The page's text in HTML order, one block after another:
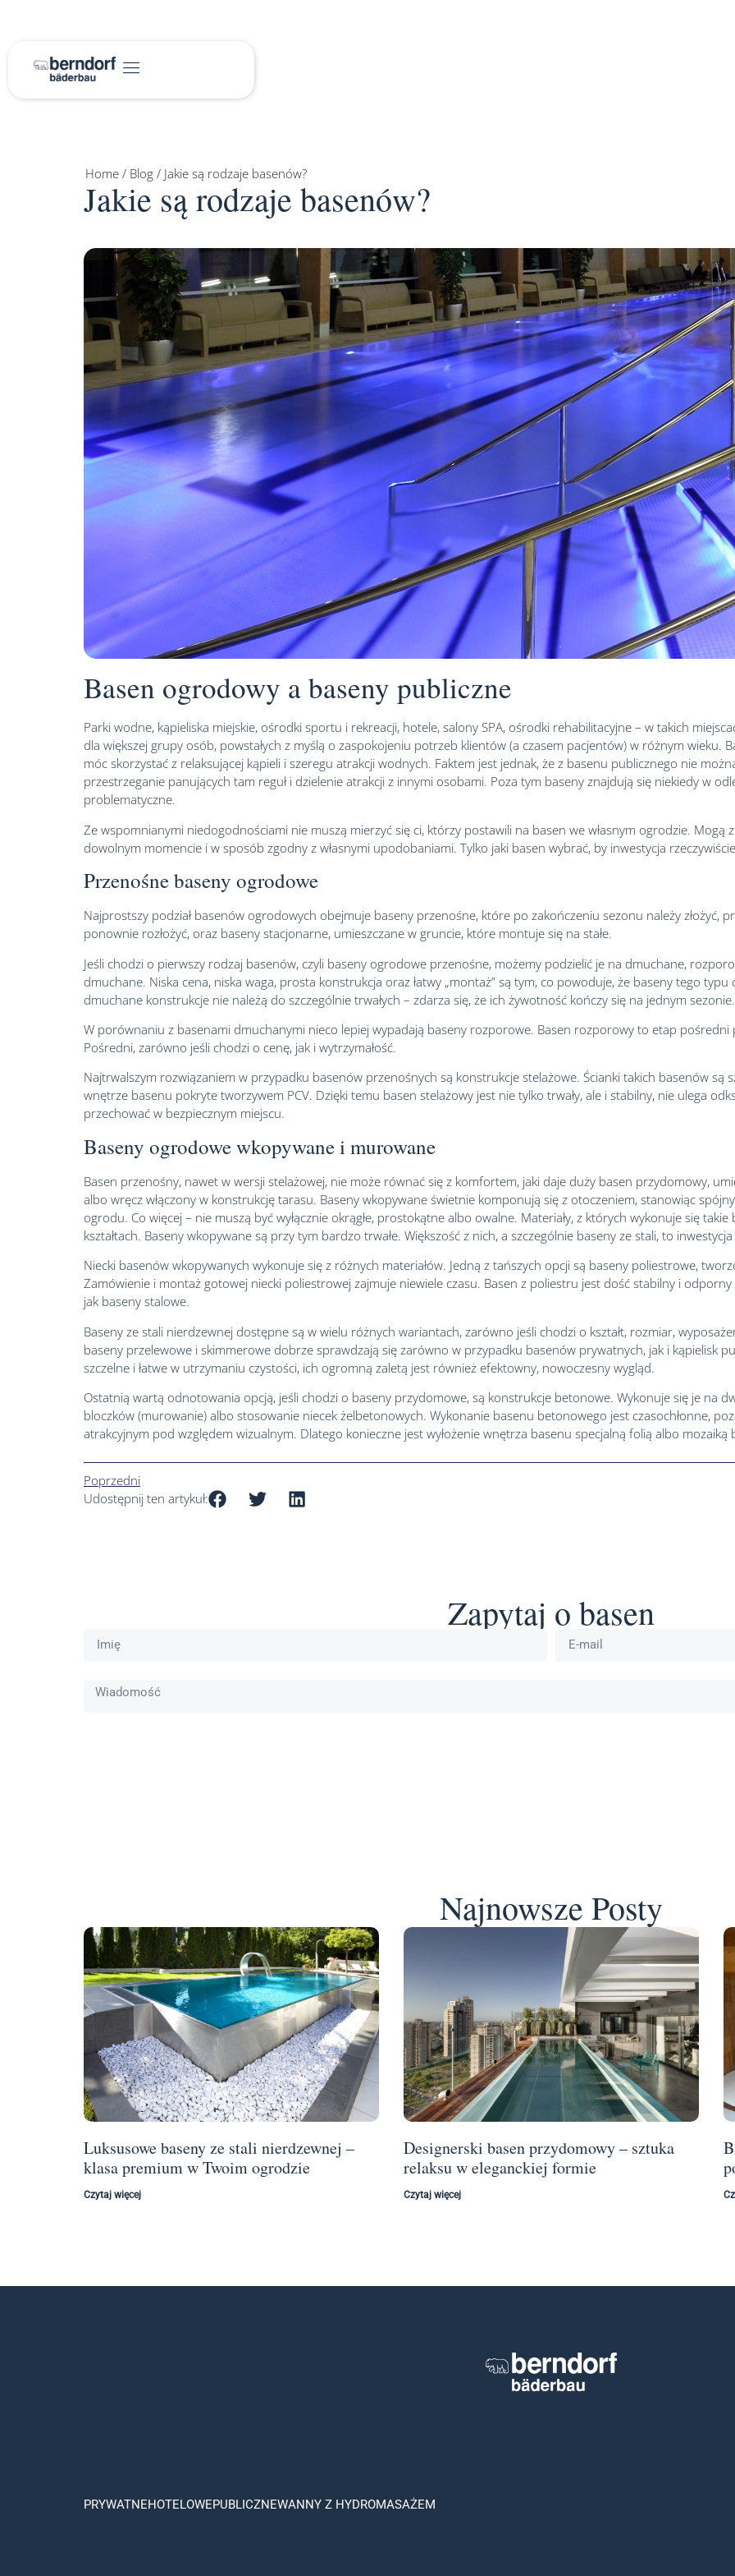
Home / Blog / Jakie są rodzaje basenów?
Jakie są rodzaje basenów?
Basen ogrodowy a baseny publiczne
Parki wodne, kąpieliska miejskie, ośrodki sportu i rekreacji, hotele, salony SPA, ośrodki rehabilitacyjne – w takich
dla większej grupy osób, powstałych z myślą o zaspokojeniu potrzeb klientów (a czasem pacjentów) w różnym wieku.
móc skorzystać z relaksującej kąpieli i szeregu atrakcji wodnych. Faktem jest jednak, że z basenu publicznego nie
przestrzeganie panujących tam reguł i dzielenie atrakcji z innymi osobami. Poza tym baseny znajdują się niekiedy w
problematyczne.
Ze wspomnianymi niedogodnościami nie muszą mierzyć się ci, którzy postawili na basen we własnym ogrodzie. Mogą
dowolnym momencie i w sposób zgodny z własnymi upodobaniami. Tylko jaki basen wybrać, by inwestycja rzeczywiście
Przenośne baseny ogrodowe
Najprostszy podział basenów ogrodowych obejmuje baseny przenośne, które po zakończeniu sezonu należy złożyć,
ponownie rozłożyć, oraz baseny stacjonarne, umieszczane w gruncie, które montuje się na stałe.
Jeśli chodzi o pierwszy rodzaj basenów, czyli baseny ogrodowe przenośne, możemy podzielić je na dmuchane,
dmuchane. Niska cena, niska waga, prosta konstrukcja oraz łatwy „montaż” są tym, co powoduje, że baseny tego
dmuchane konstrukcje nie należą do szczególnie trwałych – zdarza się, że ich żywotność kończy się na jednym sezonie.
W porównaniu z basenami dmuchanymi nieco lepiej wypadają baseny rozporowe. Basen rozporowy to etap pośredni
Pośredni, zarówno jeśli chodzi o cenę, jak i wytrzymałość.
Najtrwalszym rozwiązaniem w przypadku basenów przenośnych są konstrukcje stelażowe. Ścianki takich basenów są
wnętrze basenu pokryte tworzywem PCV. Dzięki temu basen stelażowy jest nie tylko trwały, ale i stabilny, nie ulega
przechować w bezpiecznym miejscu.
Baseny ogrodowe wkopywane i murowane
Basen przenośny, nawet w wersji stelażowej, nie może równać się z komfortem, jaki daje duży basen przydomowy,
albo wręcz włączony w konstrukcję tarasu. Baseny wkopywane świetnie komponują się z otoczeniem, stanowiąc
ogrodu. Co więcej – nie muszą być wyłącznie okrągłe, prostokątne albo owalne. Materiały, z których wykonuje się
kształtach. Baseny wkopywane są przy tym bardzo trwałe. Większość z nich, a szczególnie baseny ze stali, to inwestycja
Niecki basenów wkopywanych wykonuje się z różnych materiałów. Jedną z tańszych opcji są baseny poliestrowe,
Zamówienie i montaż gotowej niecki poliestrowej zajmuje niewiele czasu. Basen z poliestru jest dość stabilny i
jak baseny stalowe.
Baseny ze stali nierdzewnej dostępne są w wielu różnych wariantach, zarówno jeśli chodzi o kształt, rozmiar,
baseny przelewowe i skimmerowe dobrze sprawdzają się zarówno w przypadku basenów prywatnych, jak i kąpielisk
szczelne i łatwe w utrzymaniu czystości, ich ogromną zaletą jest również efektowny, nowoczesny wygląd.
Ostatnią wartą odnotowania opcją, jeśli chodzi o baseny przydomowe, są konstrukcje betonowe. Wykonuje się je na
bloczków (murowanie) albo stosowanie niecek żelbetonowych. Wykonanie basenu betonowego jest czasochłonne,
atrakcyjnym pod względem wizualnym. Dlatego konieczne jest wyłożenie wnętrza basenu specjalną folią albo mozaiką
Poprzedni
Udostępnij ten artykuł:
Zapytaj o basen
Najnowsze Posty
Luksusowe baseny ze stali nierdzewnej –
klasa premium w Twoim ogrodzie
Czytaj więcej
Designerski basen przydomowy – sztuka
relaksu w eleganckiej formie
Czytaj więcej
PRYWATNEHOTELOWEPUBLICZNEWANNY Z HYDROMASAŻEM